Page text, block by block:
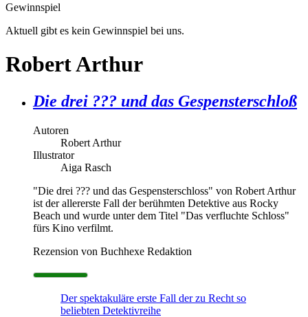
Gewinnspiel
Aktuell gibt es kein Gewinnspiel bei uns.
Robert Arthur
Die drei ??? und das Gespensterschloß
Autoren
Robert Arthur
Illustrator
Aiga Rasch
"Die drei ??? und das Gespensterschloss" von Robert Arthur
ist der allererste Fall der berühmten Detektive aus Rocky
Beach und wurde unter dem Titel "Das verfluchte Schloss"
fürs Kino verfilmt.
Rezension von Buchhexe Redaktion
Der spektakuläre erste Fall der zu Recht so
beliebten Detektivreihe